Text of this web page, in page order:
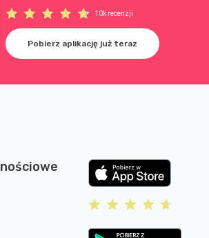
10k recenzji
Pobierz aplikację już teraz